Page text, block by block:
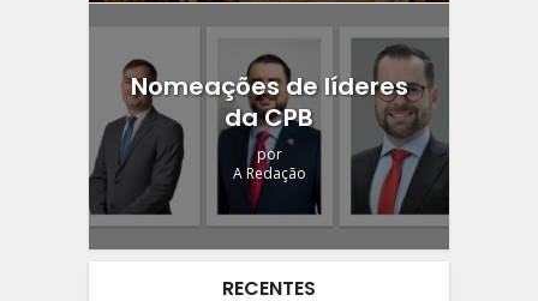
Nomeações de líderes
da CPB
por
A Redação
RECENTES